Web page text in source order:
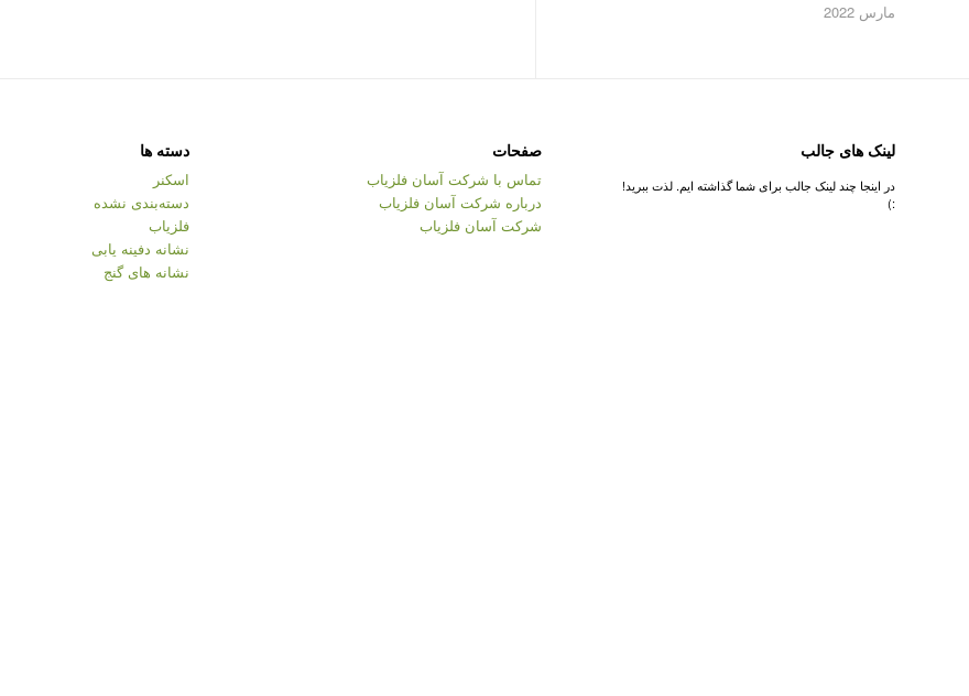
مارس 2022
لینک های جالب
در اینجا چند لینک جالب برای شما گذاشته ایم. لذت ببرید!
:)
صفحات
تماس با شرکت آسان فلزیاب
درباره شرکت آسان فلزیاب
شرکت آسان فلزیاب
دسته ها
اسکنر
دسته‌بندی نشده
فلزیاب
نشانه دفینه یابی
نشانه های گنج